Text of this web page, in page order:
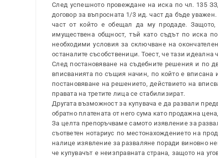
След успешното провеждане на иска по чл. 135
договор за въпросната 1/3 ид. част да бъде
част от който е обещал да му продаде.
имуществена общност, тъй като съдът по иска
необходими условия за сключване на
останалите съсобственици. Тоест, че тази
След постановяване на съдебните решения и по
вписванията по същия начин, по който е вписана
постановяване на решението, действието на
правата на третите лица се стабилизират.
Другата възможност за купувача е да развали
обратно платената от него сума като продажна
За целта препоръчваме самото изявление за
съответен нотариус по местонахождението на
налице изявление за разваляне поради виновно
че купувачът е неизправната страна, защото на